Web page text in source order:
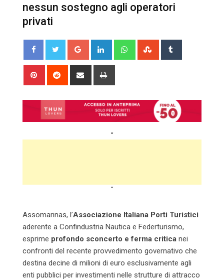
nessun sostegno agli operatori
privati
Google+ LinkedIn WhatsappStumbleUpon
Pinterest Reddit
Share
"
"
Assomarinas, l’Associazione Italiana Porti Turistici
aderente a Confindustria Nautica e Federturismo,
esprime profondo sconcerto e ferma critica nei
confronti del recente provvedimento governativo che
destina decine di milioni di euro esclusivamente agli
enti pubblici per investimenti nelle strutture di attracco